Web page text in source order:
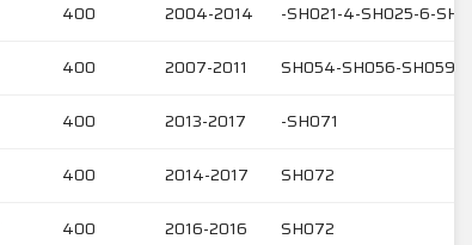
400 2004-2014 -SH021-4-SH025-6-
400 2007-2011 SH054-SH056-SH059
400 2013-2017 -SH071
400 2014-2017 SH072
400 2016-2016 SH072